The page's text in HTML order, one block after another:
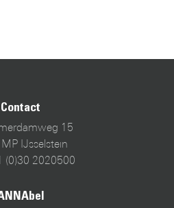
Contact
15
IJsselstein
(0)30 2020500